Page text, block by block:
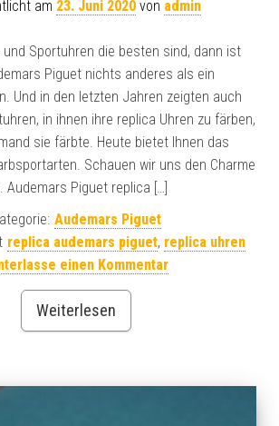
am 23. Juni 2020 von admin
und Sportuhren die besten sind, dann ist
Piguet nichts anderes als ein
Und in den letzten Jahren zeigten auch
in ihnen ihre replica Uhren zu färben,
sie färbte. Heute bietet Ihnen das
Schauen wir uns den Charme
Audemars Piguet replica […]
Audemars Piguet
replica audemars piguet, replica uhren
einen Kommentar
Weiterlesen